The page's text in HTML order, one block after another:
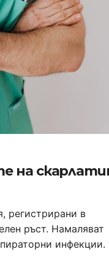
на
регистрирани в
ръст. Намаляват
инфекции.